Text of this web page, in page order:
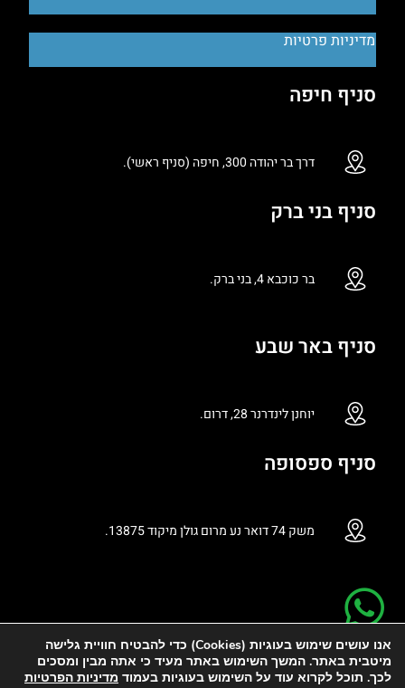
מדיניות פרטיות
סניף חיפה
דרך בר יהודה 300, חיפה (סניף ראשי).
סניף בני ברק
בר כוכבא 4, בני ברק.
סניף באר שבע
יוחנן לינדרנר 28, דרום.
סניף ספסופה
משק 74 דואר נע מרום גולן מיקוד 13875.
אנו עושים שימוש בעוגיות (Cookies) כדי להבטיח חוויית גלישה
מיטבית באתר. המשך השימוש באתר מעיד כי אתה מבין ומסכים
לכך. תוכל לקרוא עוד על השימוש בעוגיות בעמוד מדיניות הפרטיות